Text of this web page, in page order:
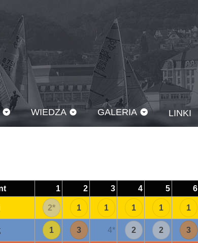
WIEDZA GALERIA LINKI
1 2 3 4 5 6
2* 1 1 1 1 1
1 3 4* 2 2 3